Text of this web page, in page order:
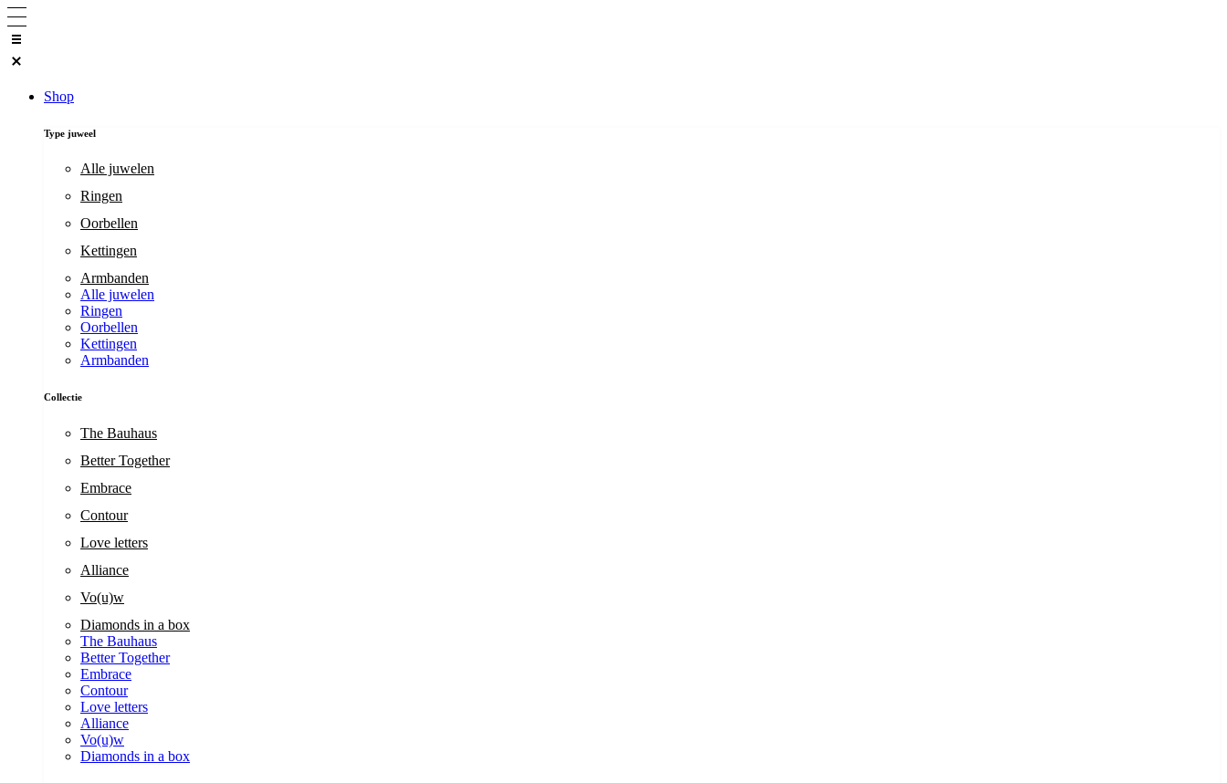
Ga
naar
de
inhoud
Shop
Type juweel
Alle juwelen
Ringen
Oorbellen
Kettingen
Armbanden
Alle juwelen
Ringen
Oorbellen
Kettingen
Armbanden
Collectie
The Bauhaus
Better Together
Embrace
Contour
Love letters
Alliance
Vo(u)w
Diamonds in a box
The Bauhaus
Better Together
Embrace
Contour
Love letters
Alliance
Vo(u)w
Diamonds in a box